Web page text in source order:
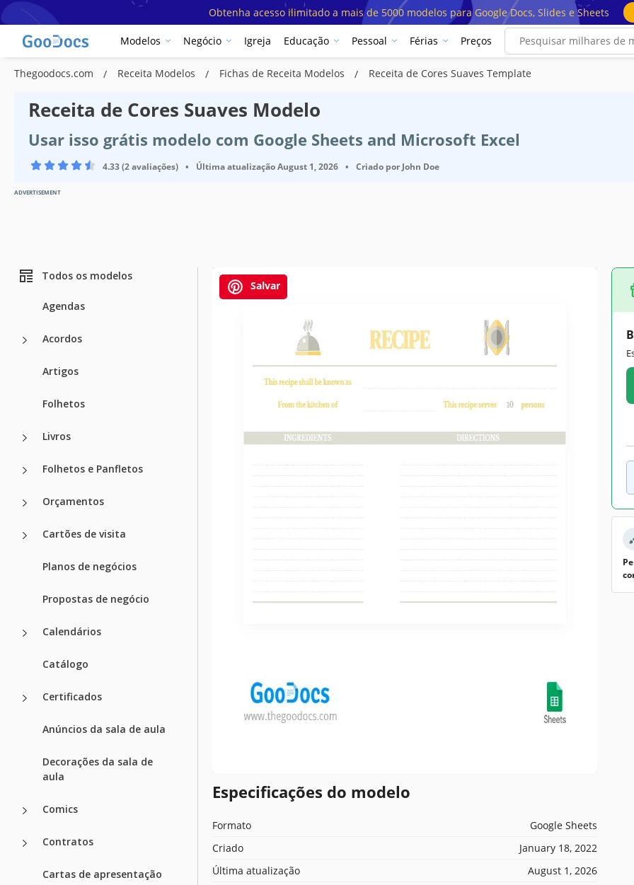
Obtenha acesso ilimitado a mais de 5000 modelos para Google Docs, Slides e Sheets
Modelos Negócio Igreja Educação Pessoal Férias Preços
Thegoodocs.com Receita Modelos Fichas de Receita Modelos Receita de Cores Suaves Template
Receita de Cores Suaves Modelo
Usar isso grátis modelo com Google Sheets and Microsoft Excel
4.33 (2 avaliações) • Última atualizaçãoAugust 1, 2026 • Criado por John Doe
ADVERTISEMENT
Todos os modelos
Agendas
Acordos
Artigos
Folhetos
Livros
Folhetos e Panfletos
Orçamentos
Cartões de visita
Planos de negócios
Propostas de negócio
Calendários
Catálogo
Certificados
Anúncios da sala de aula
Decorações da sala de
aula
Comics
Contratos
Cartas de apresentação
Salvar
Especificações do modelo
Formato
Google Sheets
Criado
January 18, 2022
Última atualização
August 1, 2026